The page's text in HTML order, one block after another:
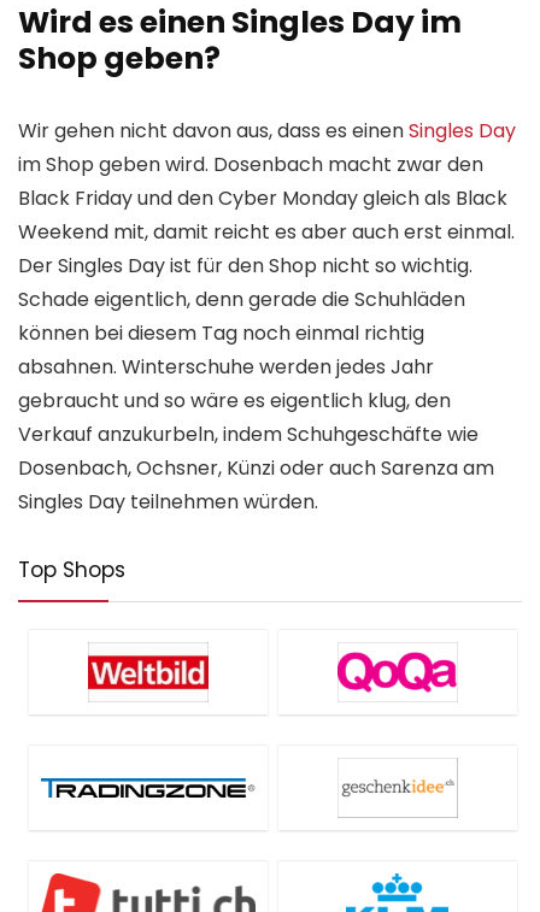
Wird es einen Singles Day im
Shop geben?
Wir gehen nicht davon aus, dass es einenSingles Day
im Shop geben wird. Dosenbach macht zwar den
Black Friday und den Cyber Monday gleich als Black
Weekend mit, damit reicht es aber auch erst einmal.
Der Singles Day ist für den Shop nicht so wichtig.
Schade eigentlich, denn gerade die Schuhläden
können bei diesem Tag noch einmal richtig
absahnen. Winterschuhe werden jedes Jahr
gebraucht und so wäre es eigentlich klug, den
Verkauf anzukurbeln, indem Schuhgeschäfte wie
Dosenbach, Ochsner, Künzi oder auch Sarenza am
Singles Day teilnehmen würden.
Top Shops